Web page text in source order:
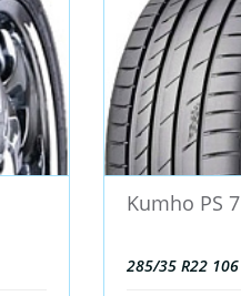
Kumho PS
285/35 R22 106